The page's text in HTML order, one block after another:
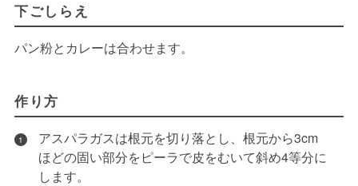
下ごしらえ
パン粉とカレーは合わせます。
作り方
1
アスパラガスは根元を切り落とし、根元から3cm
ほどの固い部分をピーラで皮をむいて斜め4等分に
します。